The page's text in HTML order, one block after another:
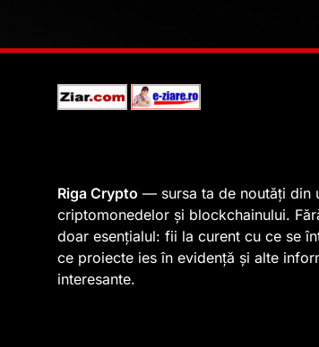
Riga Crypto — sursa ta de noutăți din
criptomonedelor și blockchainului.
doar esențialul: fii la curent cu ce se
ce proiecte ies în evidență și alte
interesante.